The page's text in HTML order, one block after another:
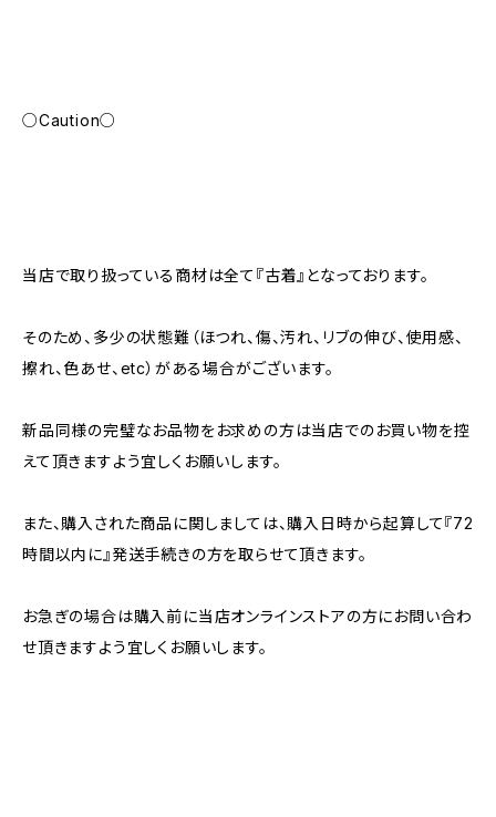
○Caution○
当店で取り扱っている商材は全て『古着』となっております。
そのため、多少の状態難（ほつれ、傷、汚れ、リブの伸び、使用感、
擦れ、色あせ、etc）がある場合がございます。
新品同様の完璧なお品物をお求めの方は当店でのお買い物を控
えて頂きますよう宜しくお願いします。
また、購入された商品に関しましては、購入日時から起算して『72
時間以内に』発送手続きの方を取らせて頂きます。
お急ぎの場合は購入前に当店オンラインストアの方にお問い合わ
せ頂きますよう宜しくお願いします。